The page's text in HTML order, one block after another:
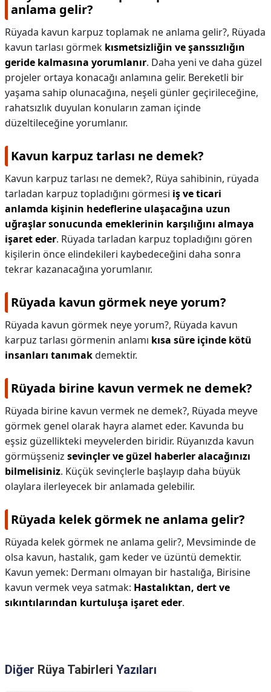
anlama gelir?
Rüyada kavun karpuz toplamak ne anlama gelir?, Rüyada
kavun tarlası görmek kısmetsizliğin ve şanssızlığın
geride kalmasına yorumlanır. Daha yeni ve daha güzel
projeler ortaya konacağı anlamına gelir. Bereketli bir
yaşama sahip olunacağına, neşeli günler geçirileceğine,
rahatsızlık duyulan konuların zaman içinde
düzeltileceğine yorumlanır.
Kavun karpuz tarlası ne demek?
Kavun karpuz tarlası ne demek?, Rüya sahibinin, rüyada
tarladan karpuz topladığını görmesi iş ve ticari
anlamda kişinin hedeflerine ulaşacağına uzun
uğraşlar sonucunda emeklerinin karşılığını almaya
işaret eder. Rüyada tarladan karpuz topladığını gören
kişilerin önce elindekileri kaybedeceğini daha sonra
tekrar kazanacağına yorumlanır.
Rüyada kavun görmek neye yorum?
Rüyada kavun görmek neye yorum?, Rüyada kavun
karpuz tarlası görmenin anlamı kısa süre içinde kötü
insanları tanımakdemektir.
Rüyada birine kavun vermek ne demek?
Rüyada birine kavun vermek ne demek?, Rüyada meyve
görmek genel olarak hayra alamet eder. Kavunda bu
eşsiz güzellikteki meyvelerden biridir. Rüyanızda kavun
görmüşseniz sevinçler ve güzel haberler alacağınızı
bilmelisiniz. Küçük sevinçlerle başlayıp daha büyük
olaylara ilerleyecek bir anlamada gelebilir.
Rüyada kelek görmek ne anlama gelir?
Rüyada kelek görmek ne anlama gelir?, Mevsiminde de
olsa kavun, hastalık, gam keder ve üzüntü demektir.
Kavun yemek: Dermanı olmayan bir hastalığa, Birisine
kavun vermek veya satmak: Hastalıktan, dert ve
sıkıntılarından kurtuluşa işaret eder.
Diğer Rüya Tabirleri Yazıları